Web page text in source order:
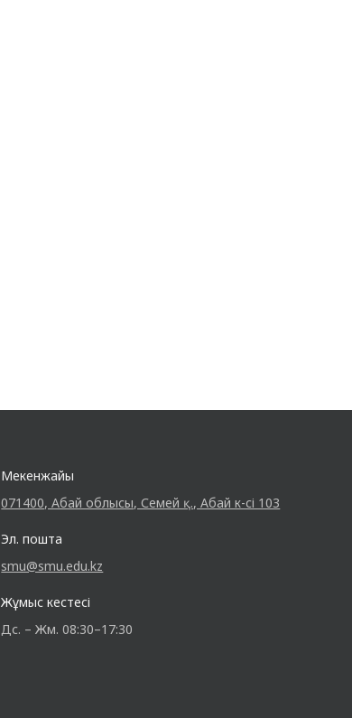
Мекенжайы
071400, Абай облысы, Семей қ., Абай к-сі 103
Эл. пошта
smu@smu.edu.kz
Жұмыс кестесі
Дс. – Жм. 08:30–17:30